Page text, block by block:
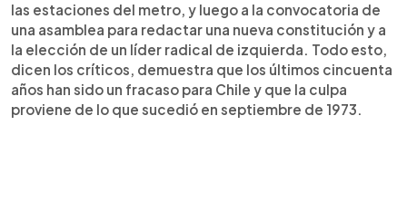
las estaciones del metro, y luego a la convocatoria de
una asamblea para redactar una nueva constitución y a
la elección de un líder radical de izquierda. Todo esto,
dicen los críticos, demuestra que los últimos cincuenta
años han sido un fracaso para Chile y que la culpa
proviene de lo que sucedió en septiembre de 1973.